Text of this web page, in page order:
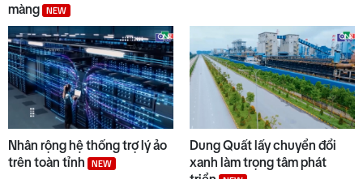
màng
NEW
Nhân rộng hệ thống trợ lý ảo
trên toàn tỉnh
NEW
Dung Quất lấy chuyển đổi
xanh làm trọng tâm phát